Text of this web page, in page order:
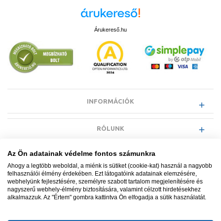
Árukereső.hu
INFORMÁCIÓK
RÓLUNK
EGYÉB INFORMÁCIÓK
VÁSÁRLÓI INFORMÁCIÓK
Az Ön adatainak védelme fontos számunkra
Ahogy a legtöbb weboldal, a miénk is sütiket (cookie-kat) használ a nagyobb
felhasználói élmény érdekében. Ezt látogatóink adatainak elemzésére,
webhelyünk fejlesztésére, személyre szabott tartalom megjelenítésére és
nagyszerű webhely-élmény biztosítására, valamint célzott hirdetésekhez
alkalmazzuk. Az "Értem" gombra kattintva Ön elfogadja a sütik használatát.